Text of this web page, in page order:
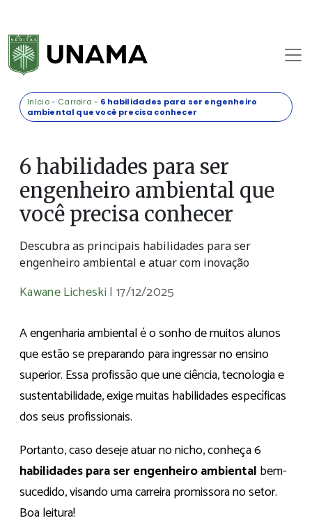
Início- Carreira - 6 habilidades para ser engenheiro
ambiental que você precisa conhecer
6 habilidades para ser
engenheiro ambiental que
você precisa conhecer
Descubra as principais habilidades para ser
engenheiro ambiental e atuar com inovação
Kawane Licheski |17/12/2025
A engenharia ambiental é o sonho de muitos alunos
que estão se preparando para ingressar no ensino
superior. Essa profissão que une ciência, tecnologia e
sustentabilidade, exige muitas habilidades específicas
dos seus profissionais.
Portanto, caso deseje atuar no nicho, conheça 6
habilidades para ser engenheiro ambiental bem-
sucedido, visando uma carreira promissora no setor.
Boa leitura!